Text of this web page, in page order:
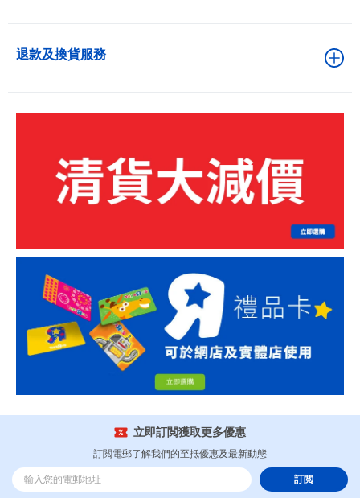
退款及換貨服務
立即訂閲獲取更多優惠
訂閲電郵了解我們的至抵優惠及最新動態
訂閲